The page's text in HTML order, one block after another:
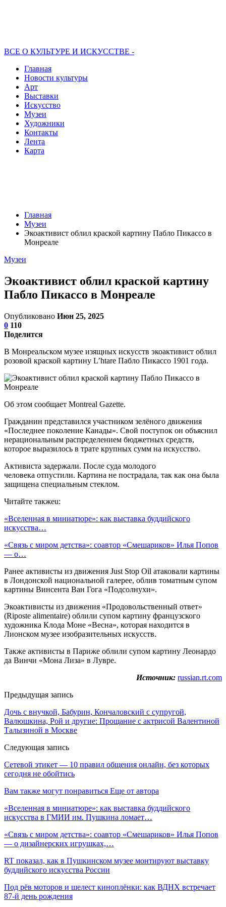
ВСЕ О КУЛЬТУРЕ И ИСКУССТВЕ -
Главная
Новости культуры
Арт
Выставки
Искусство
Музеи
Художники
Контакты
Лента
Карта
Главная
Музеи
Экоактивист облил краской картину Пабло Пикассо в
Монреале
Музеи
Экоактивист облил краской картину
Пабло Пикассо в Монреале
Опубликовано Июн 25, 2025
0 110
Поделится
В Монреальском музее изящных искусств экоактивист облил
розовой краской картину L’htare Пабло Пикассо 1901 года.
Об этом сообщает Montreal Gazette.
Гражданин представился участником зелёного движения
«Последнее поколение Канады». Свой поступок он объяснил
нерациональным распределением бюджетных средств,
которое выразилось в трате крупных сумм на искусство.
Активиста задержали. После суда молодого
человека отпустили. Картина не пострадала, так как она была
защищена специальным стеклом.
Читайте такжеu:
«Вселенная в миниатюре»: как выставка буддийского
искусства…
«Связь с миром детства»: соавтор «Смешариков» Илья Попов
— о…
Ранее активисты из движения Just Stop Oil атаковали картины
в Лондонской национальной галерее, облив томатным супом
картины Винсента Ван Гога «Подсолнухи».
Экоактивисты из движения «Продовольственный ответ»
(Riposte alimentaire) облили супом картину французского
художника Клода Моне «Весна», которая находится в
Лионском музее изобразительных искусств.
Также активисты в Париже облили супом картину Леонардо
да Винчи «Мона Лиза» в Лувре.
Источник: russian.rt.com
Предыдущая запись
Дочь с внучкой, Бабурин, Кончаловский с супругой,
Валюшкина, Рой и другие: Прощание с актрисой Валентиной
Талызиной в Москве
Следующая запись
Сетевой этикет — 10 правил общения онлайн, без которых
сегодня не обойтись
Вам также могут понравиться Еще от автора
«Вселенная в миниатюре»: как выставка буддийского
искусства в ГМИИ им. Пушкина ломает…
«Связь с миром детства»: соавтор «Смешариков» Илья Попов
— о дизайнерских игрушках,…
RT показал, как в Пушкинском музее монтируют выставку
буддийского искусства России
Под рёв моторов и шелест киноплёнки: как ВДНХ встречает
87-й день рождения